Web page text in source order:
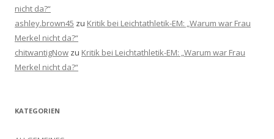
nicht da?“
ashley.brown45 zu Kritik bei Leichtathletik-EM: „Warum war Frau
Merkel nicht da?“
chitwantigNow zu Kritik bei Leichtathletik-EM: „Warum war Frau
Merkel nicht da?“
KATEGORIEN